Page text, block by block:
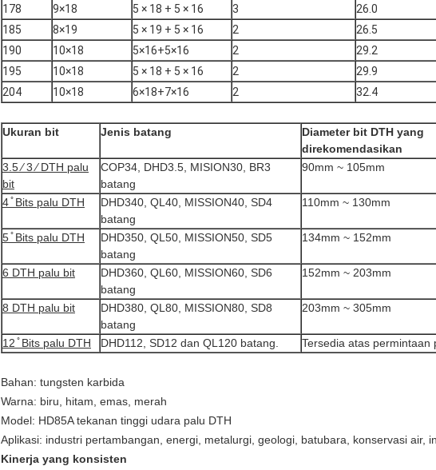
178
9×18 5 × 18 + 5 × 16 3
26.0
185
8×19 5 × 19 + 5 × 16 2
26.5
190
10×18 5×16+5×16 2
29.2
195
10×18 5 × 18 + 5 × 16 2
29.9
204
10×18 6×18+7×16 2 32.4
Ukuran bit Jenis batang
Diameter bit DTH yang
direkomendasikan
3.5 ⁄ 3 ⁄ DTH palu
bit
COP34, DHD3.5, MISION30, BR3
batang
90mm ~ 105mm
4 ̊ Bits palu DTH
DHD340, QL40, MISSION40, SD4
batang
110mm ~ 130mm
5 ̊ Bits palu DTH
DHD350, QL50, MISSION50, SD5
batang
134mm ~ 152mm
6 DTH palu bit
DHD360, QL60, MISSION60, SD6
batang
152mm ~ 203mm
8 DTH palu bit
DHD380, QL80, MISSION80, SD8
batang
203mm ~ 305mm
12 ̊ Bits palu DTH DHD112, SD12 dan QL120 batang. Tersedia atas permintaan
Bahan: tungsten karbida
Warna: biru, hitam, emas, merah
Model: HD85A tekanan tinggi udara palu DTH
Aplikasi: industri pertambangan, energi, metalurgi, geologi, batubara, konservasi air,
Kinerja yang konsisten